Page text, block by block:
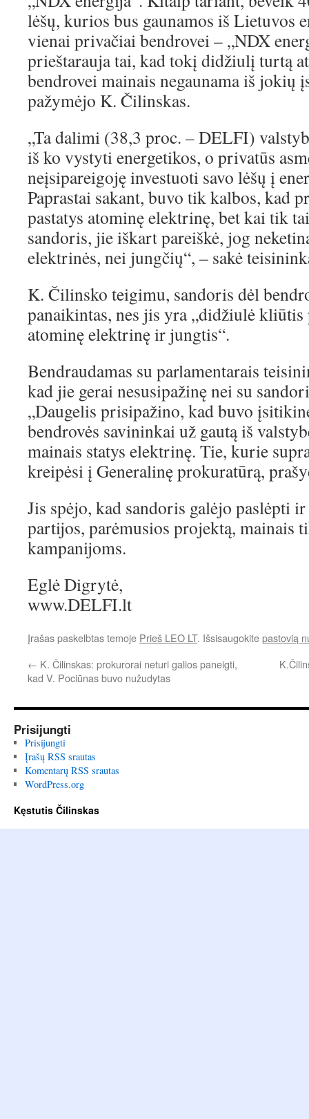
lėšų, kurios bus gaunamos iš Lietuvos
vienai privačiai bendrovei – „NDX
prieštarauja tai, kad tokį didžiulį turtą
bendrovei mainais negaunama iš jokių
pažymėjo K. Čilinskas.
„Ta dalimi (38,3 proc. – DELFI)
iš ko vystyti energetikos, o privatūs
neįsipareigoję investuoti savo lėšų į
Paprastai sakant, buvo tik kalbos, kad
pastatys atominę elektrinę, bet kai tik
sandoris, jie iškart pareiškė, jog
elektrinės, nei jungčių“, – sakė
K. Čilinsko teigimu, sandoris dėl
panaikintas, nes jis yra „didžiulė kliūtis
atominę elektrinę ir jungtis“.
Bendraudamas su parlamentarais
kad jie gerai nesusipažinę nei su
„Daugelis prisipažino, kad buvo
bendrovės savininkai už gautą iš
mainais statys elektrinę. Tie, kurie
kreipėsi į Generalinę prokuratūrą,
Jis spėjo, kad sandoris galėjo paslėpti
partijos, parėmusios projektą, mainais
kampanijoms.
Eglė Digrytė,
www.DELFI.lt
Įrašas paskelbtas temoje Prieš LEO LT. Išsisaugokitepastovią
← K. Čilinskas: prokurorai neturi galios paneigti,
kad V. Pociūnas buvo nužudytas
Prisijungti
Prisijungti
Įrašų RSS srautas
Komentarų RSS srautas
WordPress.org
Kęstutis Čilinskas